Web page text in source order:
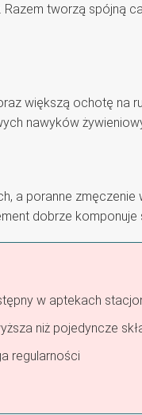
tworzą spójną
większą ochotę na
nawyków
poranne zmęczenie
dobrze
w aptekach
niż pojedyncze
regularności